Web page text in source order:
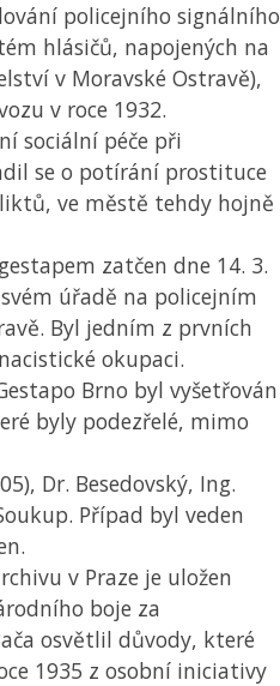
policejního signálního
hlásičů, napojených na
v Moravské Ostravě),
v roce 1932.
sociální péče při
se o potírání prostituce
ve městě tehdy hojně
zatčen dne 14. 3.
úřadě na policejním
Byl jedním z prvních
okupaci.
Brno byl vyšetřován
byly podezřelé, mimo
Dr. Besedovský, Ing.
Případ byl veden
v Praze je uložen
boje za
osvětlil důvody, které
1935 z osobní iniciativy